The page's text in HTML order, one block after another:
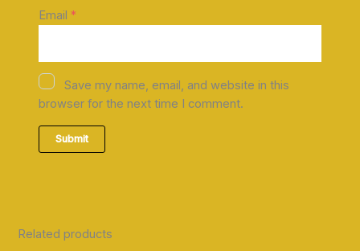
Email *
Save my name, email, and website in this
browser for the next time I comment.
Related products